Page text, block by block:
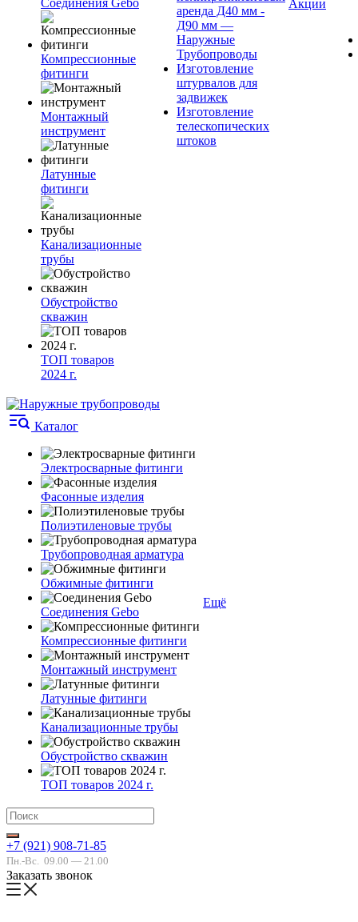
Соединения Gebo
Компрессионные
фитинги
Монтажный
инструмент
Латунные
фитинги
Канализационные
трубы
Обустройство
скважин
ТОП товаров
2024 г.
аренда Д40 мм -
Д90 мм —
Наружные
Трубопроводы
Изготовление
штурвалов для
задвижек
Изготовление
телескопических
штоков
Акции
Каталог
Электросварные фитинги
Фасонные изделия
Полиэтиленовые трубы
Трубопроводная арматура
Обжимные фитинги
Соединения Gebo
Компрессионные фитинги
Монтажный инструмент
Латунные фитинги
Канализационные трубы
Обустройство скважин
ТОП товаров 2024 г.
Ещё
+7 (921) 908-71-85
Пн.-Вс. 09.00 — 21.00
Заказать звонок